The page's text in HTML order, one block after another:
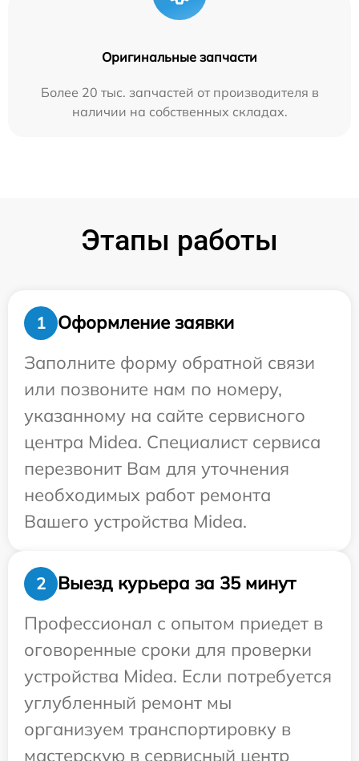
Оригинальные запчасти
Более 20 тыс. запчастей от производителя в
наличии на собственных складах.
Этапы работы
1
Оформление заявки
Заполните форму обратной связи
или позвоните нам по номеру,
указанному на сайте сервисного
центра Midea. Специалист сервиса
перезвонит Вам для уточнения
необходимых работ ремонта
Вашего устройства Midea.
2
Выезд курьера за 35 минут
Профессионал с опытом приедет в
оговоренные сроки для проверки
устройства Midea. Если потребуется
углубленный ремонт мы
организуем транспортировку в
мастерскую в сервисный центр